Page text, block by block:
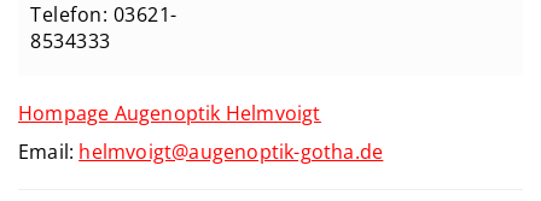
Telefon: 03621-
8534333
Hompage Augenoptik Helmvoigt
Email: helmvoigt@augenoptik-gotha.de